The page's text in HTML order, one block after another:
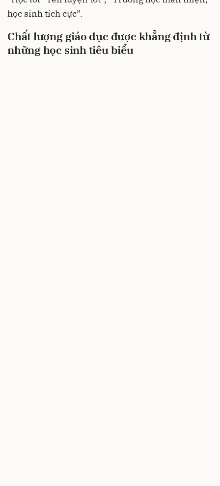
học sinh tích cực”.
Chất lượng giáo dục được khẳng định từ
những học sinh tiêu biểu